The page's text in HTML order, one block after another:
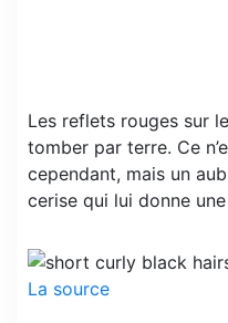
Les reflets rouges sur
tomber par terre. Ce
cependant, mais un
cerise qui lui donne
La source